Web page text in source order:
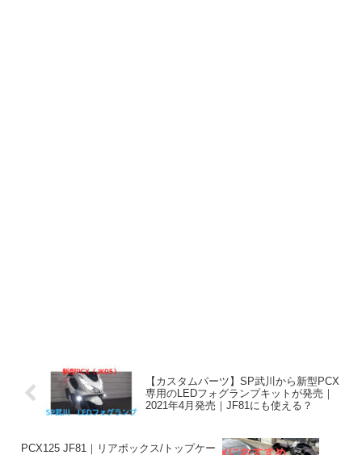
【カスタムパーツ】SP武川から新型PCX
専用のLEDフォグランプキットが発売｜
2021年4月発売｜JF81にも使える？
PCX125 JF81｜リアボックス/トップケー